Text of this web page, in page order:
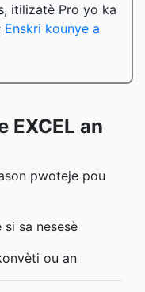
itilizatè Pro yo ka
Enskri kounye a
EXCEL an
pwoteje pou
sa nesesè
ou an